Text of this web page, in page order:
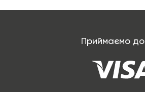
Приймаємо